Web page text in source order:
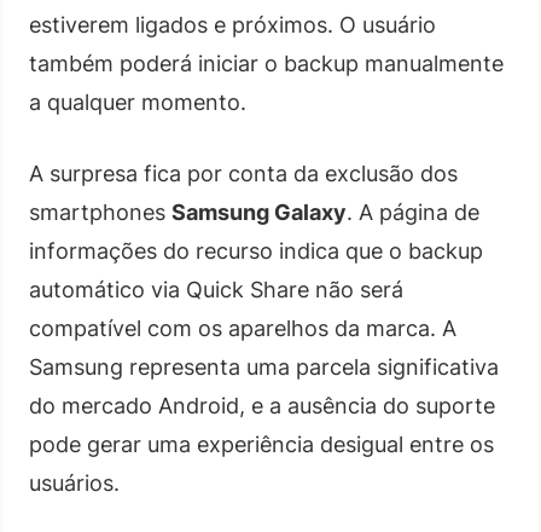
estiverem ligados e próximos. O usuário
também poderá iniciar o backup manualmente
a qualquer momento.
A surpresa fica por conta da exclusão dos
smartphones Samsung Galaxy. A página de
informações do recurso indica que o backup
automático via Quick Share não será
compatível com os aparelhos da marca. A
Samsung representa uma parcela significativa
do mercado Android, e a ausência do suporte
pode gerar uma experiência desigual entre os
usuários.